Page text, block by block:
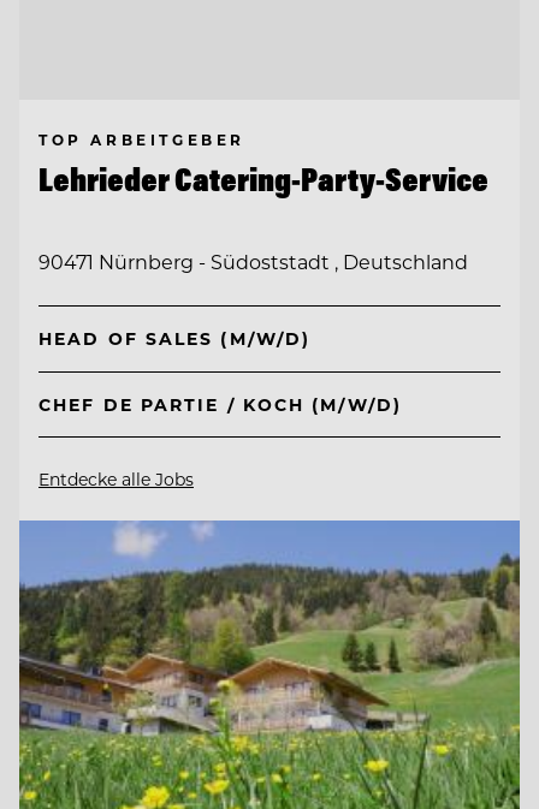
TOP ARBEITGEBER
Lehrieder Catering-Party-Service
90471 Nürnberg - Südoststadt , Deutschland
HEAD OF SALES (M/W/D)
CHEF DE PARTIE / KOCH (M/W/D)
Entdecke alle Jobs